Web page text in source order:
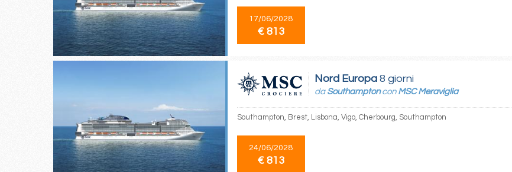
17/06/2028
€ 813
Nord Europa 8 giorni
da Southamptoncon MSC Meraviglia
Southampton, Brest, Lisbona, Vigo, Cherbourg, Southampton
24/06/2028
€ 813